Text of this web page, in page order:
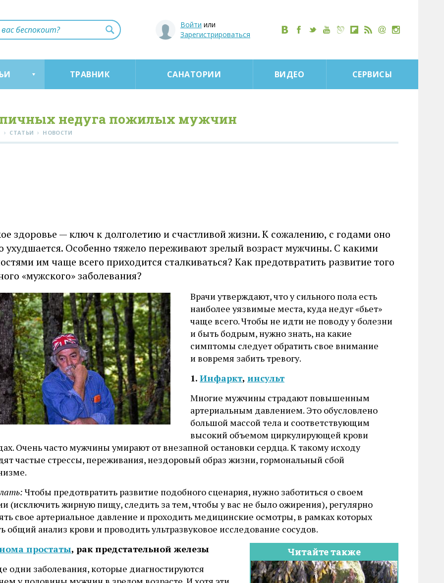
Войти или
Зарегистрироваться
ТРАВНИК САНАТОРИИ ВИДЕО СЕРВИСЫ
недуга пожилых мужчин
› СТАТЬИ › НОВОСТИ
здоровье — ключ к долголетию и счастливой жизни. К сожалению, с годами оно
ухудшается. Особенно тяжело переживают зрелый возраст мужчины. С какими
им чаще всего приходится сталкиваться? Как предотвратить развитие того
«мужского» заболевания?
Врачи утверждают, что у сильного пола есть
наиболее уязвимые места, куда недуг «бьет»
чаще всего. Чтобы не идти не поводу у болезни
и быть бодрым, нужно знать, на какие
симптомы следует обратить свое внимание
и вовремя забить тревогу.
1. Инфаркт, инсульт
Многие мужчины страдают повышенным
артериальным давлением. Это обусловлено
большой массой тела и соответствующим
высокий объемом циркулирующей крови
Очень часто мужчины умирают от внезапной остановки сердца. К такому исходу
частые стрессы, переживания, нездоровый образ жизни, гормональный сбой
Чтобы предотвратить развитие подобного сценария, нужно заботиться о своем
(исключить жирную пищу, следить за тем, чтобы у вас не было ожирения), регулярно
свое артериальное давление и проходить медицинские осмотры, в рамках которых
общий анализ крови и проводить ультразвуковое исследование сосудов.
Читайте также
простаты, рак предстательной железы
одни заболевания, которые диагностируются